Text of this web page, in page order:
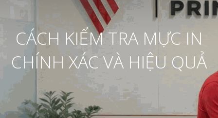
CÁCH KIỂM TRA MỰC IN
CHÍNH XÁC VÀ HIỆU QUẢ